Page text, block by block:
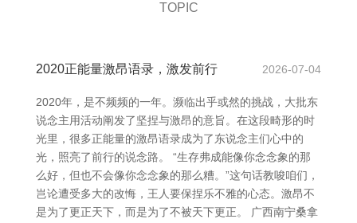
TOPIC
2020正能量激昂语录，激发前行 2026-07-04
2020年，是不频频的一年。濒临出乎或然的挑战，大批东
说念主用活动阐发了坚捏与激昂的意旨。在这段畸形的时
光里，很多正能量的激昂语录成为了东说念主们心中的
光，照亮了前行的说念路。 “生存弗成能像你念念象的那
么好，但也不会像你念念象的那么糟。”这句话教唆咱们，
岂论遭受多大的改悔，王人要保捏乐不雅的心态。激昂不
是为了更正天下，而是为了不被天下更正。 广西南宁桑拿